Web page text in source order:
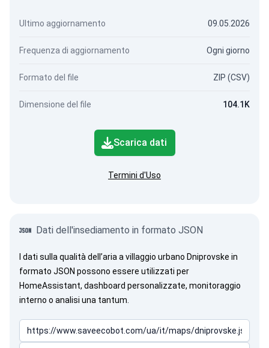
Ultimo aggiornamento 09.05.2026
Frequenza di aggiornamento Ogni giorno
Formato del file ZIP (CSV)
Dimensione del file 104.1K
Scarica dati
Termini d'Uso
Dati dell'insediamento in formato JSON
I dati sulla qualità dell’aria a villaggio urbano Dniprovske in
formato JSON possono essere utilizzati per
HomeAssistant, dashboard personalizzate, monitoraggio
interno o analisi una tantum.